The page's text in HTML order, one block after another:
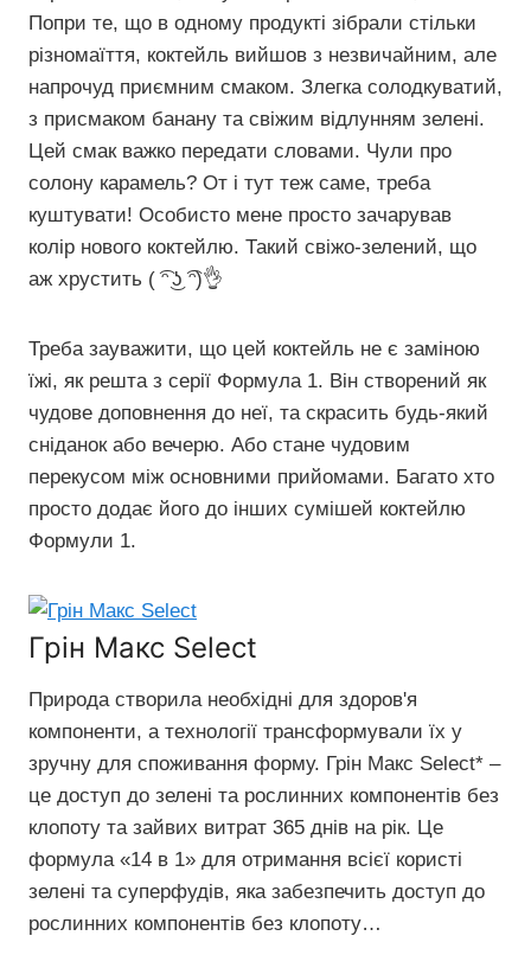
Попри те, що в одному продукті зібрали стільки
різномаїття, коктейль вийшов з незвичайним, але
напрочуд приємним смаком. Злегка солодкуватий,
з присмаком банану та свіжим відлунням зелені.
Цей смак важко передати словами. Чули про
солону карамель? От і тут теж саме, треба
куштувати! Особисто мене просто зачарував
колір нового коктейлю. Такий свіжо-зелений, що
аж хрустить ( ͡ᵔ ͜ʖ ͡ᵔ)👌
Треба зауважити, що цей коктейль не є заміною
їжі, як решта з серії Формула 1. Він створений як
чудове доповнення до неї, та скрасить будь-який
сніданок або вечерю. Або стане чудовим
перекусом між основними прийомами. Багато хто
просто додає його до інших сумішей коктейлю
Формули 1.
Грін Макс Select
Природа створила необхідні для здоров'я
компоненти, а технології трансформували їх у
зручну для споживання форму. Грін Макс Select* –
це доступ до зелені та рослинних компонентів без
клопоту та зайвих витрат 365 днів на рік. Це
формула «14 в 1» для отримання всієї користі
зелені та суперфудів, яка забезпечить доступ до
рослинних компонентів без клопоту…